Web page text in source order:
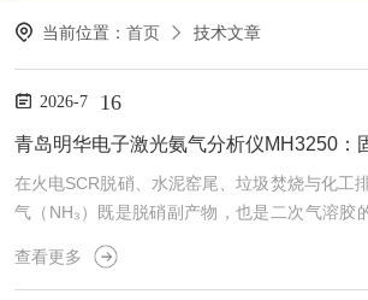
当前位置：首页 技术文章
2026-7 16
在火电SCR脱硝、水泥窑尾、垃圾焚烧与化工
气（NH₃）既是脱硝副产物，也是二次气溶胶
化学、化学法易受高湿高尘干扰、管路吸附严
以满足新版固定污染源氨监测质控要求。青岛
查看更多